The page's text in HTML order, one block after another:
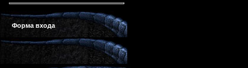
Форма входа